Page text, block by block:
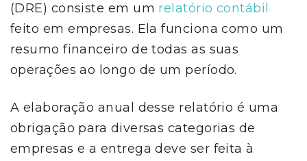
(DRE) consiste em um relatório contábil
feito em empresas. Ela funciona como um
resumo financeiro de todas as suas
operações ao longo de um período.
A elaboração anual desse relatório é uma
obrigação para diversas categorias de
empresas e a entrega deve ser feita à